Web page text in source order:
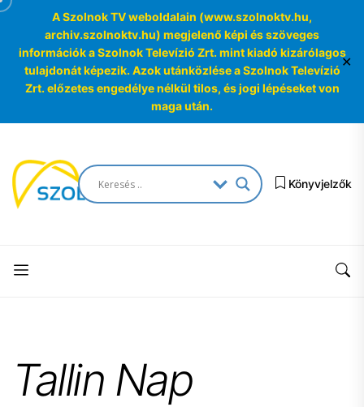
A Szolnok TV weboldalain (www.szolnoktv.hu,
archiv.szolnoktv.hu) megjelenő képi és szöveges
információk a Szolnok Televízió Zrt. mint kiadó kizárólagos
tulajdonát képezik. Azok utánközlése a Szolnok Televízió
Zrt. előzetes engedélye nélkül tilos, és jogi lépéseket von
maga után.
✕
the
content
SzolnokTV
Archívum
Archívum
Könyvjelzők
Tallin Nap